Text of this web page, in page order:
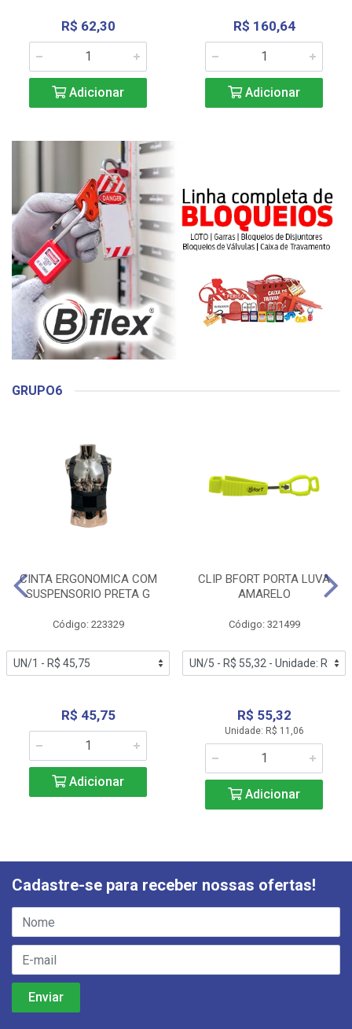
R$ 62,30
Adicionar
R$ 160,64
Adicionar
GRUPO6
CINTA ERGONOMICA COM
SUSPENSORIO PRETA G
Código: 223329
R$ 45,75
Adicionar
CLIP BFORT PORTA LUVA
AMARELO
Código: 321499
R$ 55,32
Unidade: R$ 11,06
Adicionar
Cadastre-se para receber nossas ofertas!